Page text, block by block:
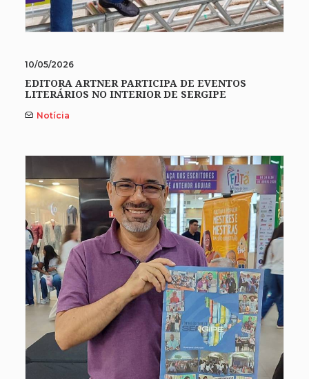
10/05/2026
EDITORA ARTNER PARTICIPA DE EVENTOS
LITERÁRIOS NO INTERIOR DE SERGIPE
Notícia